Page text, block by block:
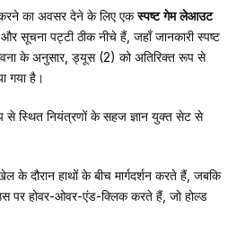
का अवसर देने के लिए एकस्पष्ट गेम लेआउट
सूचना पट्टी ठीक नीचे हैं, जहाँ जानकारी स्पष्ट
के अनुसार, ड्यूस (2) को अतिरिक्त रूप से
गया है।
से स्थित नियंत्रणों के सहज ज्ञान युक्त सेट से
के दौरान हाथों के बीच मार्गदर्शन करते हैं, जबकि
पर होवर-ओवर-एंड-क्लिक करते हैं, जो होल्ड